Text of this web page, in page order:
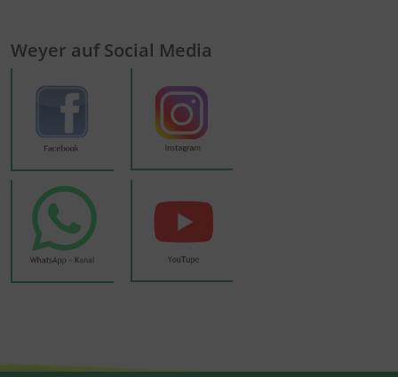
Weyer auf Social Media